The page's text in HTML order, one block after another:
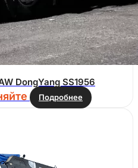
DongYang SS1956
Подробнее